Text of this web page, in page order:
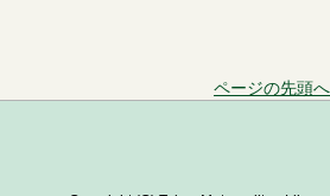
ページの先頭へ